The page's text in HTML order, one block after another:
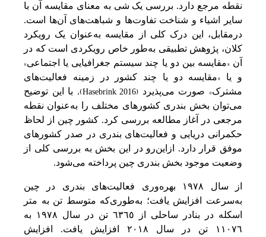
نقطه‌ مرجع‌ دارد. بررسی‌ یک‌ شی‌ به‌ معنای مقایسه‌ آن با
سایر اشیاء و شناخت‌ تفاوت‌ها و شباهت‌های آن‌ها است‌.
درمقابل‌، این‌ درک کلی‌ از مقایسه‌ به‌‌عنوان یک‌ رویکرد
کلان، پژوهش‌ تطبیقی‌ به‌‌طور خاص رویکردی است‌ که‌ در
آن»مقایسه‌ بین‌ دو یا چند سیستم‌ جغرافیایی‌ یا اجتماعی‌«
و یا »مقایسه‌ دو یا چند کشور در زمینه‌ فعالیت‌های
مشترک« صورت می‌پذیرد (Hasebrink, 2016). با این‌ توضیح‌
می‌توان بخش‌ بندری کشورهای مختلف‌ را به‌‌عنوان نقطه‌
مرجعی‌ در آغاز مطالعه‌ بررسی‌ کرد. کشور چین‌ از لحاظ
حکمرانی‌ دریایی‌ و فعالیت‌های بندری در صدر کشورهای
موفق‌ قرار دارد. از‌این‌‌رو در این‌ بخش‌ به‌ بررسی‌ کلی‌ از
وضعیت‌ موجود بخش‌ بندری چین‌ پرداخته‌ می‌شود.
از سال ١٩٧٨ بهره‌وری فعالیت‌های بندری در چین‌
به‌‌سرعت‌ افزایش‌ یافت‌؛ به‌‌طوری‌که‌ متوسط‌ تن‌ به‌ متر
اسکله‌ در بنادر ساحلی‌ از ٦٣٦٥ تن‌ در سال ١٩٧٨ به‌
١١٠٧٦ تن‌ در سال ٢٠١٨ افزایش‌ یافت‌. افزایش‌